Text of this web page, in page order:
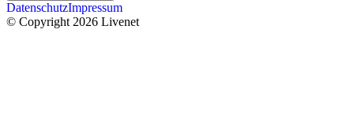
DatenschutzImpressum
© Copyright 2026 Livenet